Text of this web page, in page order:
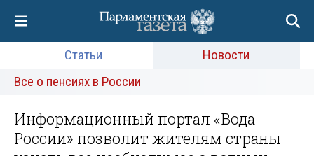
Статьи
Новости
Все о пенсиях в России
Информационный портал «Вода
России» позволит жителям страны